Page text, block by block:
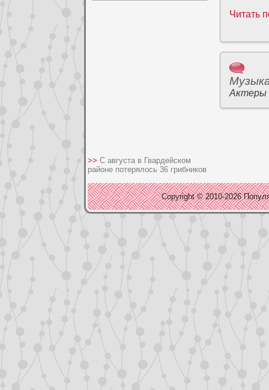
Читать
Актеры
>> С августа в Гвардейском
районе потерялось 36 грибников
Copyright © 2010-2026